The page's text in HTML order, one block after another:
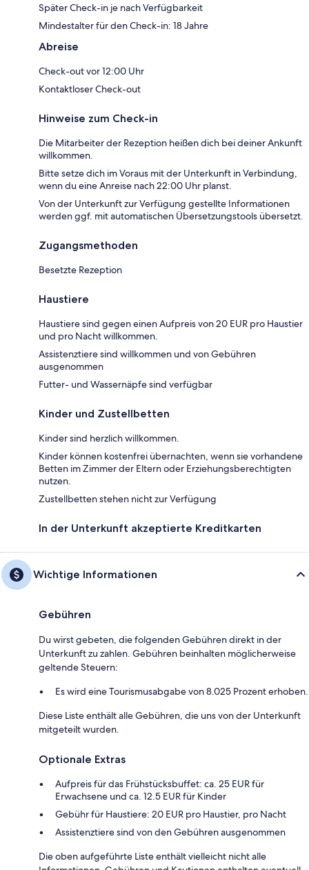
Später Check-in je nach Verfügbarkeit
Mindestalter für den Check-in: 18 Jahre
Abreise
Check-out vor 12:00 Uhr
Kontaktloser Check-out
Hinweise zum Check-in
Die Mitarbeiter der Rezeption heißen dich bei deiner Ankunft
willkommen.
Bitte setze dich im Voraus mit der Unterkunft in Verbindung,
wenn du eine Anreise nach 22:00 Uhr planst.
Von der Unterkunft zur Verfügung gestellte Informationen
werden ggf. mit automatischen Übersetzungstools übersetzt.
Zugangsmethoden
Besetzte Rezeption
Haustiere
Haustiere sind gegen einen Aufpreis von 20 EUR pro Haustier
und pro Nacht willkommen.
Assistenztiere sind willkommen und von Gebühren
ausgenommen
Futter- und Wassernäpfe sind verfügbar
Kinder und Zustellbetten
Kinder sind herzlich willkommen.
Kinder können kostenfrei übernachten, wenn sie vorhandene
Betten im Zimmer der Eltern oder Erziehungsberechtigten
nutzen.
Zustellbetten stehen nicht zur Verfügung
In der Unterkunft akzeptierte Kreditkarten
Wichtige Informationen
Gebühren
Du wirst gebeten, die folgenden Gebühren direkt in der
Unterkunft zu zahlen. Gebühren beinhalten möglicherweise
geltende Steuern:
Es wird eine Tourismusabgabe von 8.025 Prozent erhoben.
Diese Liste enthält alle Gebühren, die uns von der Unterkunft
mitgeteilt wurden.
Optionale Extras
Aufpreis für das Frühstücksbuffet: ca. 25 EUR für
Erwachsene und ca. 12.5 EUR für Kinder
Gebühr für Haustiere: 20 EUR pro Haustier, pro Nacht
Assistenztiere sind von den Gebühren ausgenommen
Die oben aufgeführte Liste enthält vielleicht nicht alle